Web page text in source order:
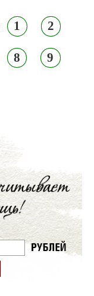
1 2
8 9